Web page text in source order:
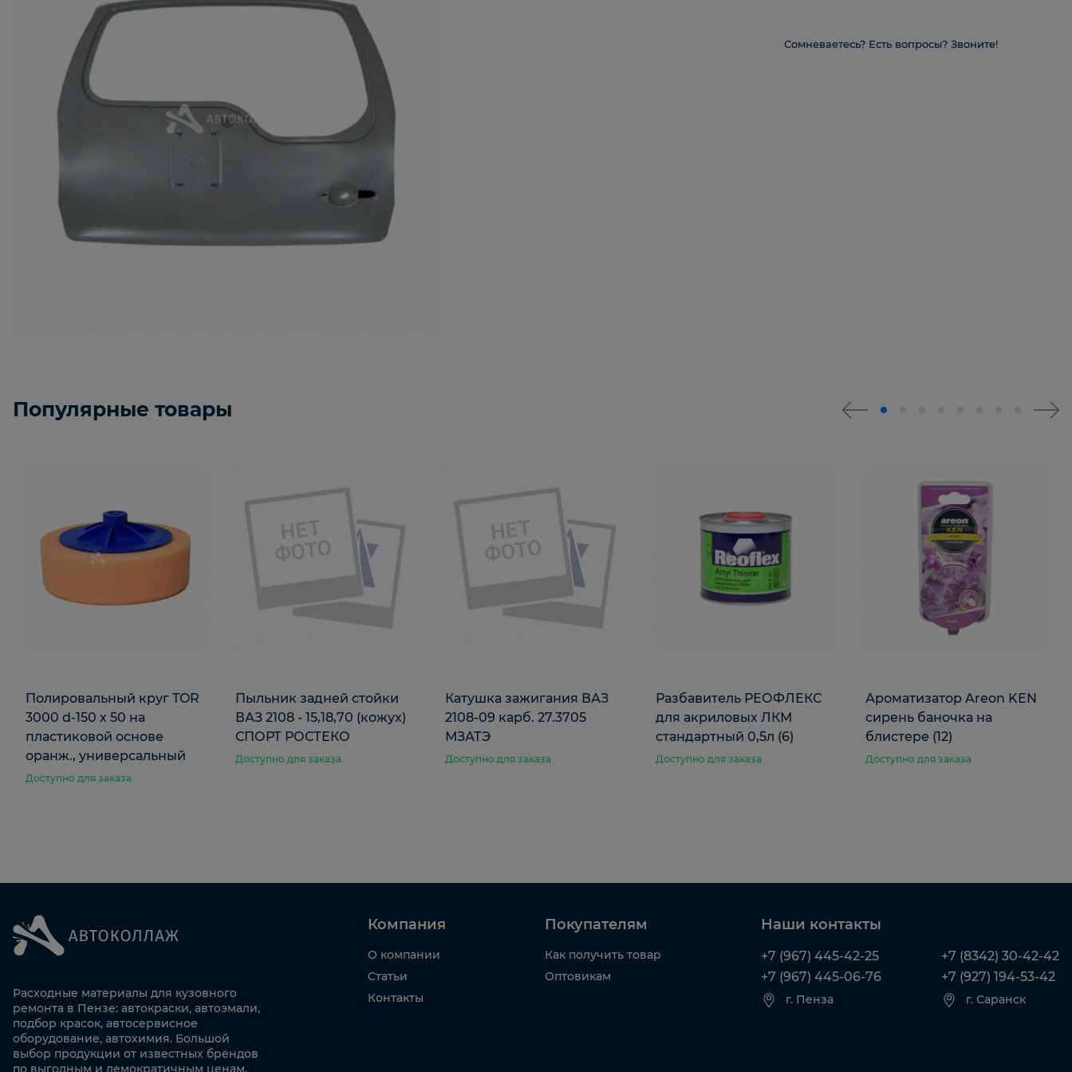
Сомневаетесь? Есть вопросы? Звоните!
Популярные товары
Полировальный круг TOR
3000 d-150 х 50 на
пластиковой основе
оранж., универсальный
Доступно для заказа
Пыльник задней стойки
ВАЗ 2108 - 15,18,70 (кожух)
СПОРТ РОСТЕКО
Доступно для заказа
Катушка зажигания ВАЗ
2108-09 карб. 27.3705
МЗАТЭ
Доступно для заказа
Разбавитель РЕОФЛЕКС
для акриловых ЛКМ
стандартный 0,5л (6)
Доступно для заказа
Ароматизатор Areon KEN
сирень баночка на
блистере (12)
Доступно для заказа
Расходные материалы для кузовного
ремонта в Пензе: автокраски, автоэмали,
подбор красок, автосервисное
оборудование, автохимия. Большой
выбор продукции от известных брендов
по выгодным и демократичным ценам.
Компания
О компании
Статьи
Контакты
Покупателям
Как получить товар
Оптовикам
Наши контакты
+7 (967) 445-42-25
+7 (967) 445-06-76
г. Пенза
+7 (8342) 30-42-42
+7 (927) 194-53-42
г. Саранск